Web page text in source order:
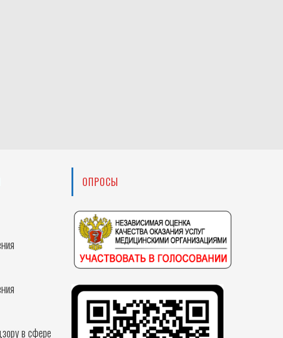
в сфере
ОПРОСЫ